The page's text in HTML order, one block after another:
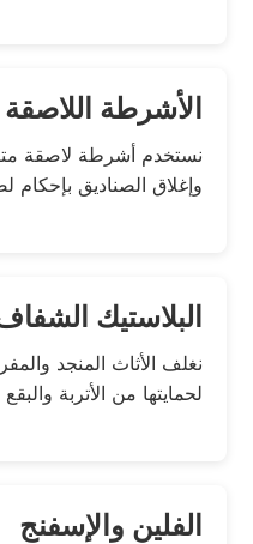
الأشرطة اللاصقة
نستخدم أشرطة لاصقة
وإغلاق الصناديق بإحكام
البلاستيك
نغلف الأثاث المنجد
لحمايتها من الأتربة والبقع
الفلين والإسفنج